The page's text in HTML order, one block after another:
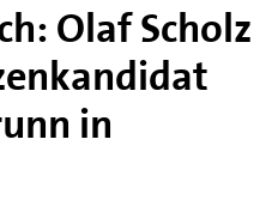
Olaf Scholz
in